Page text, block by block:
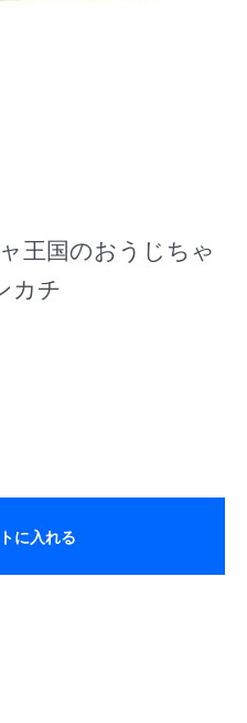
王国のおうじちゃ
カチ
に入れる